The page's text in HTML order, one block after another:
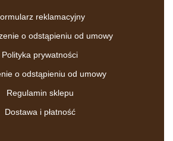
reklamacyjny
o odstąpieniu od umowy
Polityka prywatności
o odstąpieniu od umowy
Regulamin sklepu
Dostawa i płatność